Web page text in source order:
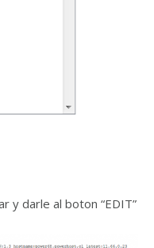
y darle al boton “EDIT”